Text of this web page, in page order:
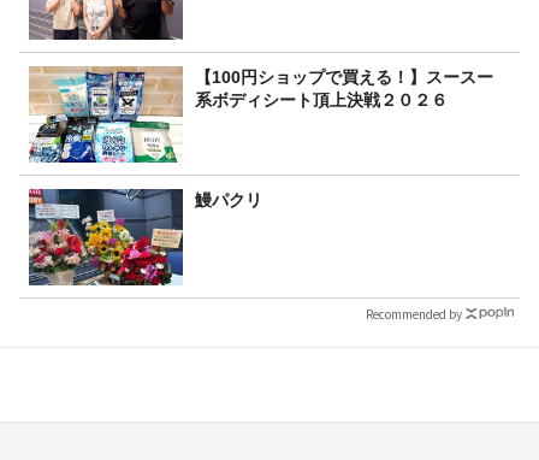
【100円ショップで買える！】スースー
系ボディシート頂上決戦２０２６
鰻パクリ
Recommended by